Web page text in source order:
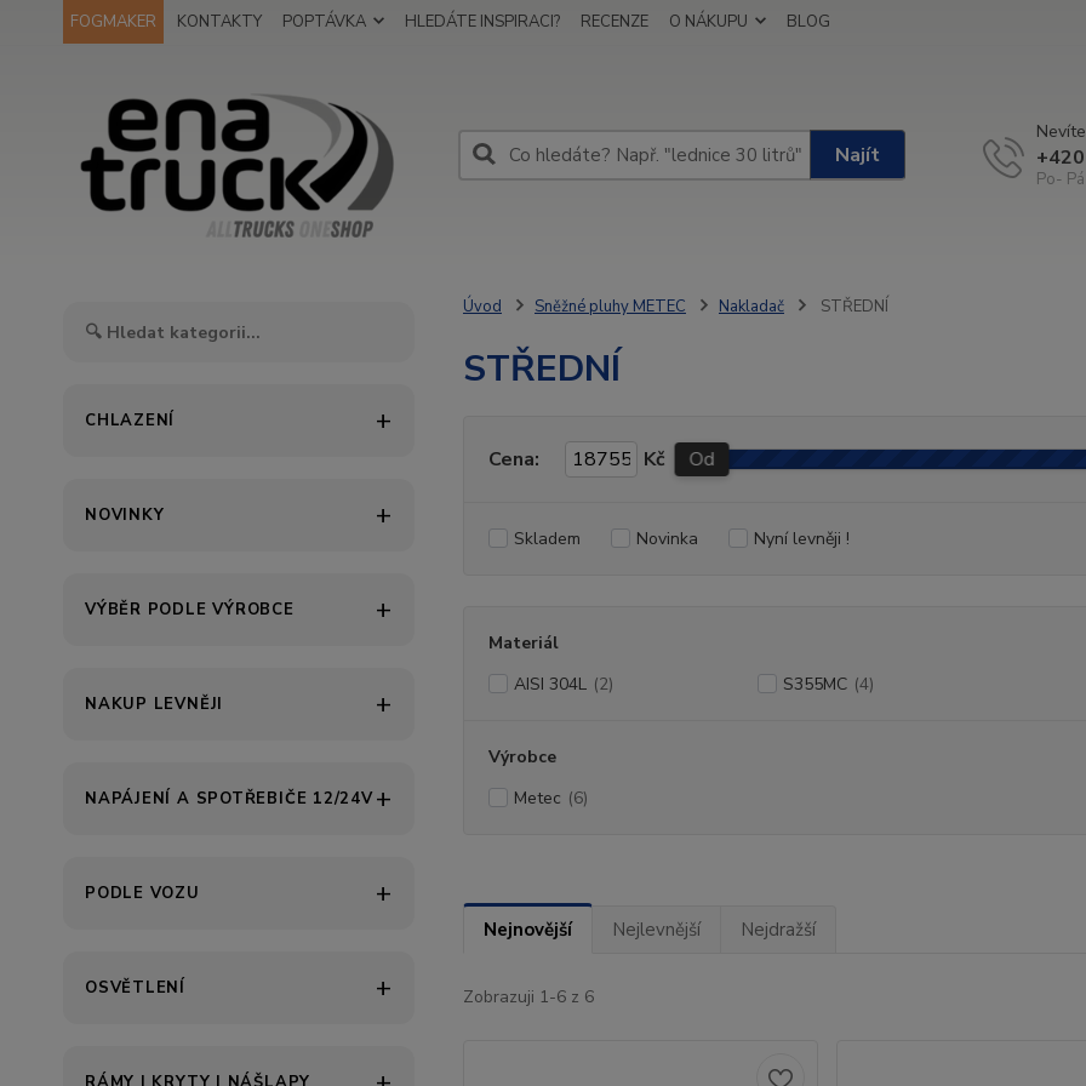
FOGMAKER KONTAKTY POPTÁVKA HLEDÁTE INSPIRACI? RECENZE O NÁKUPU BLOG
Najít
Po-
CHLAZENÍ
NOVINKY
VÝBĚR PODLE VÝROBCE
NAKUP LEVNĚJI
NAPÁJENÍ A SPOTŘEBIČE 12/24V
PODLE VOZU
OSVĚTLENÍ
Úvod Sněžné pluhy METEC Nakladač STŘEDNÍ
STŘEDNÍ
Cena: Kč Od
Skladem Novinka Nyní levněji !
Materiál
AISI 304L (2) S355MC (4)
Výrobce
Metec (6)
Nejnovější Nejlevnější Nejdražší
Zobrazuji 1-6 z 6